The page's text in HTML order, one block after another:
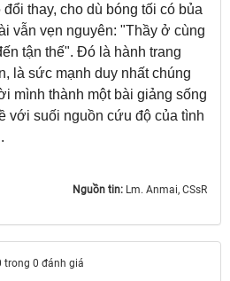
thay, cho dù bóng tối có bủa
vẫn vẹn nguyên: "Thầy ở cùng
tận thế". Đó là hành trang
là sức mạnh duy nhất chúng
mình thành một bài giảng sống
với suối nguồn cứu độ của tình
Nguồn tin: Lm. Anmai, CSsR
trong 0 đánh giá